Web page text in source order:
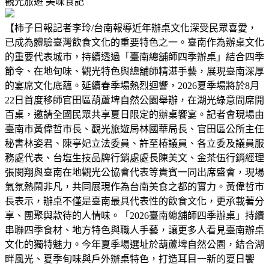
【柿子日報記者李玲/台南報導近年辦桌文化深受民眾喜愛，
已成為體驗臺灣飲食文化的重要特色之一。臺南作為辦桌文化
的重要代表城市，持續透過「臺南總舖師四季辦桌」結合四季
節令、在地旬味、觀光特色與總舖師精湛手藝，展現臺南深厚
的宴席文化底蘊。延續春季場熱烈迴響，2026夏季場將於8月
22日首度移師官田區葫蘆埤自然公園舉辦，在湖光綠意間席開
百桌，邀請全國民眾共享夏日限定的辦桌饗宴。記者會現場由
臺南市黃偉哲市長、觀光旅遊局林國華局長、官田區公所主任
秘書林姿君、陳亭妃立法委員、許至椿議員、各立委及議員服
務處代表、台塩生技品牌行銷處處長陳美文、金茶伍行銷經理
張閔翔與臺南在地觀光公協會代表等貴賓一同出席盛會，現場
氣氛熱鬧非凡，共同展現作為台南美食之都的實力。黃偉哲市
長表示，辦桌不僅是臺南最具代表性的飲食文化，更承載著分
享、團聚與款待的人情味。「2026臺南總舖師四季辦桌」持續
串聯四季食材、地方特色與職人手藝，讓更多人看見臺南辦桌
文化的獨特魅力。今年夏季場選址於葫蘆埤自然公園，結合湖
畔風光、夏季旬味與戶外辦桌特色，打造耳目一新的夏日饗